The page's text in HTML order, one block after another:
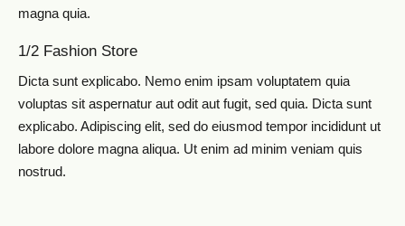
magna quia.
1/2 Fashion Store
Dicta sunt explicabo. Nemo enim ipsam voluptatem quia
voluptas sit aspernatur aut odit aut fugit, sed quia. Dicta sunt
explicabo. Adipiscing elit, sed do eiusmod tempor incididunt ut
labore dolore magna aliqua. Ut enim ad minim veniam quis
nostrud.